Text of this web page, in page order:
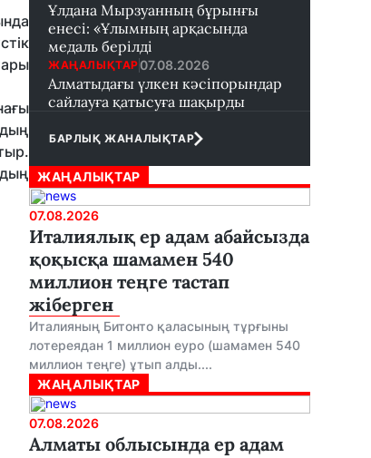
Ұлдана Мырзуанның бұрынғы
енесі: «Ұлымның арқасында
медаль берілді
ЖАҢАЛЫҚТАР 07.08.2026
Алматыдағы үлкен кәсіпорындар
сайлауға қатысуға шақырды
БАРЛЫҚ ЖАНАЛЫҚТАР
ЖАҢАЛЫҚТАР
07.08.2026
Италиялық ер адам абайсызда
қоқысқа шамамен 540
миллион теңге тастап
жіберген
Италияның Битонто қаласының тұрғыны
лотереядан 1 миллион еуро (шамамен 540
миллион теңге) ұтып алды....
ЖАҢАЛЫҚТАР
07.08.2026
Алматы облысында ер адам